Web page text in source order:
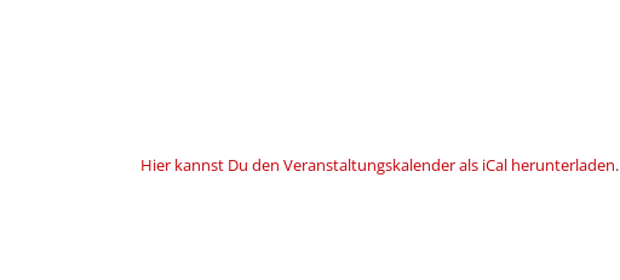
Hier kannst Du den Veranstaltungskalender als iCal herunterladen.